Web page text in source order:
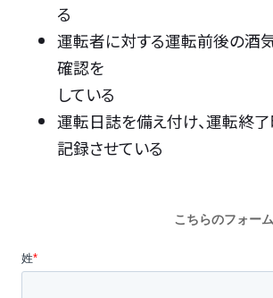
る
運転者に対する運転前後の酒
確認を
している
運転日誌を備え付け、運転終
記録させている